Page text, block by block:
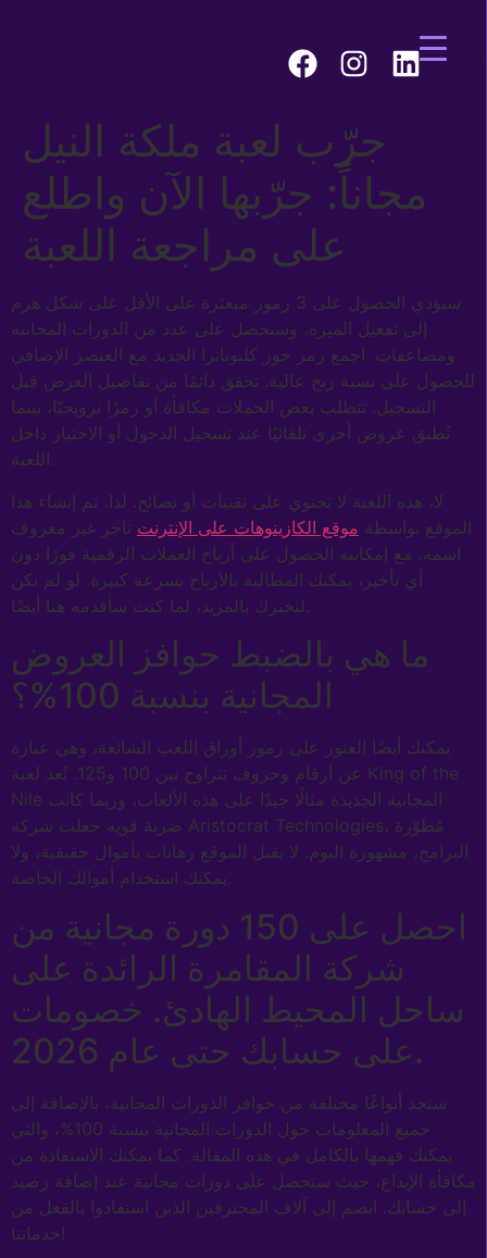
جرّب لعبة ملكة النيل
مجاناً: جرّبها الآن واطلع
على مراجعة اللعبة
سيؤدي الحصول على 3 رموز مبعثرة على الأقل على شكل هرم
إلى تفعيل الميزة، وستحصل على عدد من الدورات المجانية
ومضاعفات. اجمع رمز جوز كليوباترا الجديد مع العنصر الإضافي
للحصول على نسبة ربح عالية. تحقق دائمًا من تفاصيل العرض قبل
التسجيل. تتطلب بعض الحملات مكافأة أو رمزًا ترويجيًا، بينما
تُطبق عروض أخرى تلقائيًا عند تسجيل الدخول أو الاختيار داخل
اللعبة.
لا، هذه اللعبة لا تحتوي على تقنيات أو نصائح. لذا، تم إنشاء هذا
الموقع بواسطة موقع الكازينوهات على الإنترنت تاجر غير معروف
اسمه. مع إمكانية الحصول على أرباح العملات الرقمية فورًا دون
أي تأخير، يمكنك المطالبة بالأرباح بسرعة كبيرة. لو لم نكن
لنخبرك بالمزيد، لما كنت سأقدمه هنا أيضًا.
ما هي بالضبط حوافز العروض
المجانية بنسبة 100%؟
يمكنك أيضًا العثور على رموز أوراق اللعب الشائعة، وهي عبارة
عن أرقام وحروف تتراوح بين 100 و125. تُعد لعبة King of the
Nile المجانية الجديدة مثالًا جيدًا على هذه الألعاب، وربما كانت
ضربة قوية جعلت شركة Aristocrat Technologies، مُطوّرة
البرامج، مشهورة اليوم. لا يقبل الموقع رهانات بأموال حقيقية، ولا
يمكنك استخدام أموالك الخاصة.
احصل على 150 دورة مجانية من
شركة المقامرة الرائدة على
ساحل المحيط الهادئ. خصومات
على حسابك حتى عام 2026.
ستجد أنواعًا مختلفة من حوافز الدورات المجانية، بالإضافة إلى
جميع المعلومات حول الدورات المجانية بنسبة 100%، والتي
يمكنك فهمها بالكامل في هذه المقالة. كما يمكنك الاستفادة من
مكافأة الإيداع، حيث ستحصل على دورات مجانية عند إضافة رصيد
إلى حسابك. انضم إلى آلاف المحترفين الذين استفادوا بالفعل من
خدماتنا!